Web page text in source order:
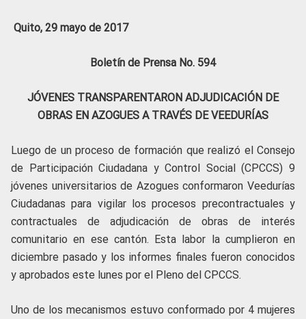
Quito, 29 mayo de 2017
Boletín de Prensa No. 594
JÓVENES TRANSPARENTARON ADJUDICACIÓN DE
OBRAS EN AZOGUES A TRAVÉS DE VEEDURÍAS
Luego de un proceso de formación que realizó el Consejo
de Participación Ciudadana y Control Social (CPCCS) 9
jóvenes universitarios de Azogues conformaron Veedurías
Ciudadanas para vigilar los procesos precontractuales y
contractuales de adjudicación de obras de interés
comunitario en ese cantón. Esta labor la cumplieron en
diciembre pasado y los informes finales fueron conocidos
y aprobados este lunes por el Pleno del CPCCS.
Uno de los mecanismos estuvo conformado por 4 mujeres